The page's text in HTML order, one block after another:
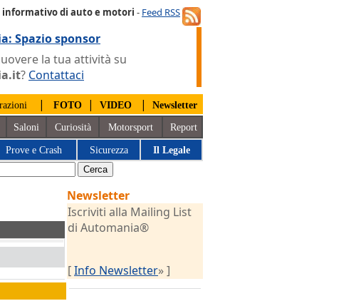
di auto e motori - Feed RSS
Spazio sponsor
la tua attività su
? Contattaci
| FOTO | VIDEO | Newsletter
Saloni Curiosità Motorsport Report
Prove e Crash Sicurezza Il Legale
Newsletter
Iscriviti alla Mailing List
di Automania®
[Info Newsletter» ]